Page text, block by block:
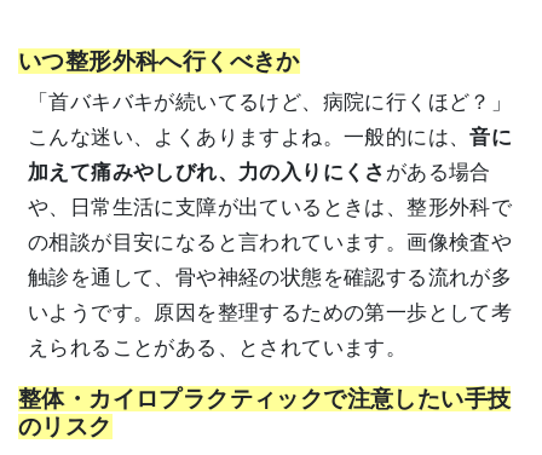
いつ整形外科へ行くべきか
「首バキバキが続いてるけど、病院に行くほど？」
こんな迷い、よくありますよね。一般的には、音に
加えて痛みやしびれ、力の入りにくさ がある場合
や、日常生活に支障が出ているときは、整形外科で
の相談が目安になると言われています。画像検査や
触診を通して、骨や神経の状態を確認する流れが多
いようです。原因を整理するための第一歩として考
えられることがある、とされています。
整体・カイロプラクティックで注意したい手技
のリスク